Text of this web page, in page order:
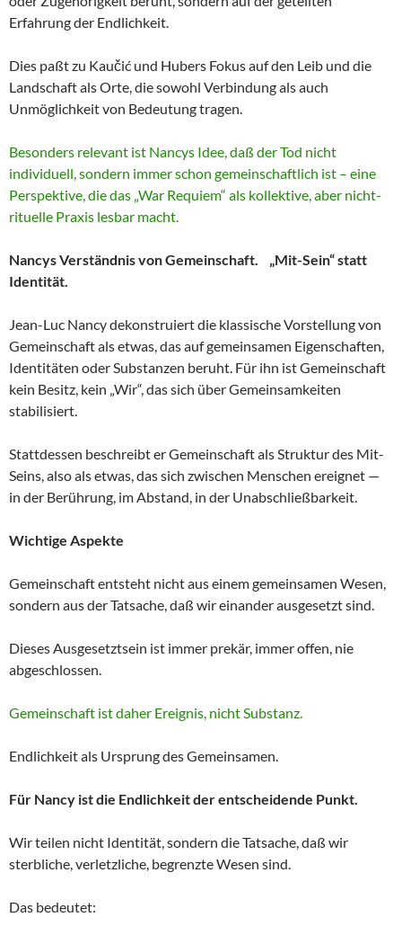
Erfahrung der Endlichkeit.
Dies paßt zu Kaučić und Hubers Fokus auf den Leib und die
Landschaft als Orte, die sowohl Verbindung als auch
Unmöglichkeit von Bedeutung tragen.
Besonders relevant ist Nancys Idee, daß der Tod nicht
individuell, sondern immer schon gemeinschaftlich ist – eine
Perspektive, die das „War Requiem“ als kollektive, aber nicht-
rituelle Praxis lesbar macht.
Nancys Verständnis von Gemeinschaft. „Mit-Sein“ statt
Identität.
Jean-Luc Nancy dekonstruiert die klassische Vorstellung von
Gemeinschaft als etwas, das auf gemeinsamen Eigenschaften,
Identitäten oder Substanzen beruht. Für ihn ist Gemeinschaft
kein Besitz, kein „Wir“, das sich über Gemeinsamkeiten
stabilisiert.
Stattdessen beschreibt er Gemeinschaft als Struktur des Mit-
Seins, also als etwas, das sich zwischen Menschen ereignet —
in der Berührung, im Abstand, in der Unabschließbarkeit.
Wichtige Aspekte
Gemeinschaft entsteht nicht aus einem gemeinsamen Wesen,
sondern aus der Tatsache, daß wir einander ausgesetzt sind.
Dieses Ausgesetztsein ist immer prekär, immer offen, nie
abgeschlossen.
Gemeinschaft ist daher Ereignis, nicht Substanz.
Endlichkeit als Ursprung des Gemeinsamen.
Für Nancy ist die Endlichkeit der entscheidende Punkt.
Wir teilen nicht Identität, sondern die Tatsache, daß wir
sterbliche, verletzliche, begrenzte Wesen sind.
Das bedeutet: